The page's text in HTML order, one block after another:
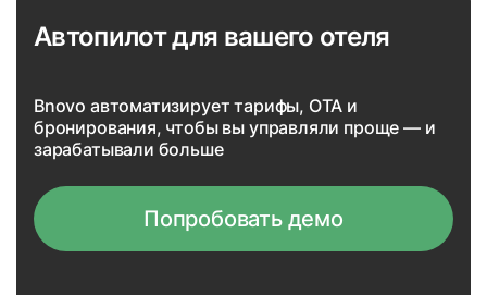
Автопилот для вашего отеля
Bnovo автоматизирует тарифы, OTA и
бронирования, чтобы вы управляли проще — и
зарабатывали больше
Попробовать демо